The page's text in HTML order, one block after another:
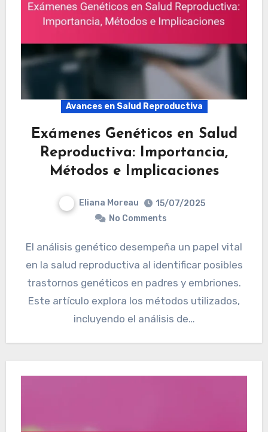
Avances en Salud Reproductiva
Exámenes Genéticos en Salud
Reproductiva: Importancia,
Métodos e Implicaciones
Eliana Moreau
15/07/2025
No Comments
El análisis genético desempeña un papel vital
en la salud reproductiva al identificar posibles
trastornos genéticos en padres y embriones.
Este artículo explora los métodos utilizados,
incluyendo el análisis de…